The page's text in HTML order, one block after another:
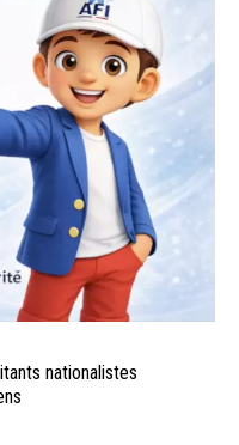
nationalistes